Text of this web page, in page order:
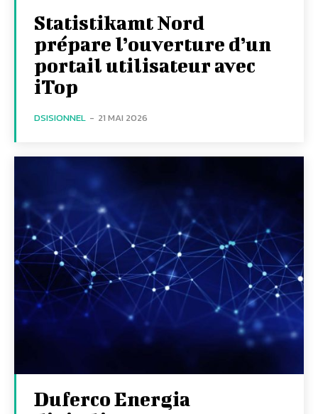
Statistikamt Nord
prépare l’ouverture d’un
portail utilisateur avec
iTop
DSISIONNEL - 21 MAI 2026
Duferco Energia